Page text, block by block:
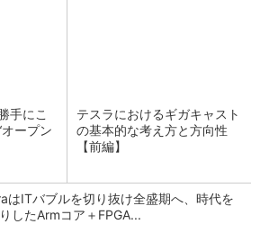
手にこ
ープン
テスラにおけるギガキャスト
の基本的な考え方と方向性
【前編】
はITバブルを切り抜け全盛期へ、時代を
したArmコア＋FPGA...